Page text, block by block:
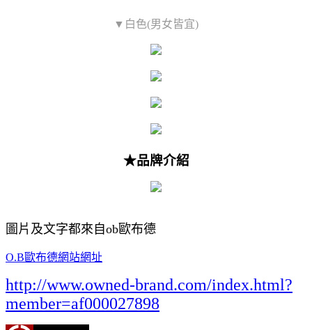
▼白色(男女皆宜)
★品牌介紹
圖片及文字都來自ob歐布德
O.B歐布德網站網址
http://www.owned-brand.com/index.html?
member=af000027898